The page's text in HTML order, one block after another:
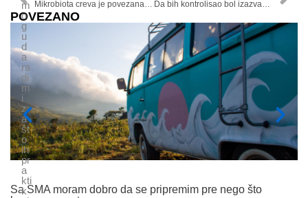
Mikrobiota creva je povezana sa patogenezom NMOSB Da bih kontrolisao bol izazvan SMA, morao sam sebe da primoram da usporim
POVEZANO
Sa SMA moram dobro da se pripremim pre nego što
m
o
g
u
d
a
ra
di
m
i
z
a
št
o
ih
pr
a
kti
k